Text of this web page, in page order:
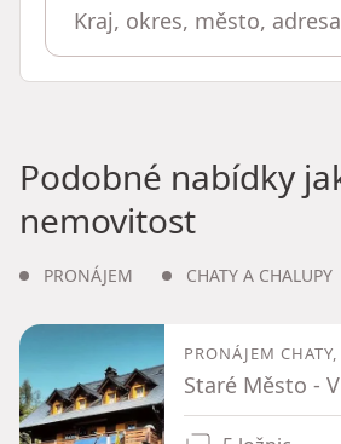
Podobné nabídky
nemovitost
PRONÁJEM CHATY A CHALUPY
PRONÁJEM